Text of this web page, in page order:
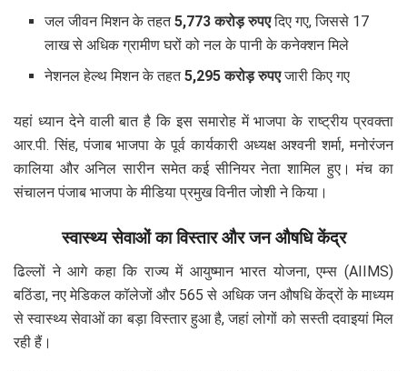
जल जीवन मिशन के तहत5,773 करोड़ रुपएदिए गए, जिससे 17
लाख से अधिक ग्रामीण घरों को नल के पानी के कनेक्शन मिले
नेशनल हेल्थ मिशन के तहत5,295 करोड़ रुपएजारी किए गए
यहां ध्यान देने वाली बात है कि इस समारोह में भाजपा के राष्ट्रीय प्रवक्ता
आर.पी. सिंह, पंजाब भाजपा के पूर्व कार्यकारी अध्यक्ष अश्वनी शर्मा, मनोरंजन
कालिया और अनिल सारीन समेत कई सीनियर नेता शामिल हुए। मंच का
संचालन पंजाब भाजपा के मीडिया प्रमुख विनीत जोशी ने किया।
स्वास्थ्य सेवाओं का विस्तार और जन औषधि केंद्र
ढिल्लों ने आगे कहा कि राज्य में आयुष्मान भारत योजना, एम्स (AIIMS)
बठिंडा, नए मेडिकल कॉलेजों और 565 से अधिक जन औषधि केंद्रों के माध्यम
से स्वास्थ्य सेवाओं का बड़ा विस्तार हुआ है, जहां लोगों को सस्ती दवाइयां मिल
रही हैं।